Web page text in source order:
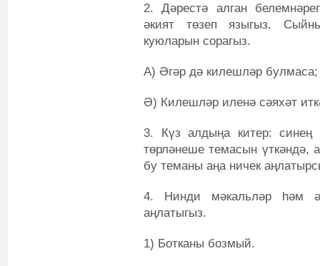
2. Дәрестә алган
әкият төзеп языгыз.
куюларын сорагыз.
А) Әгәр дә килешләр булмаса;
Ә) Килешләр иленә сәяхәт
3. Күз алдыңа китер: синең
төрләнеше темасын үткәндә,
бу теманы аңа ничек
4. Нинди мәкальләр һәм
аңлатыгыз.
1) Ботканы бозмый.